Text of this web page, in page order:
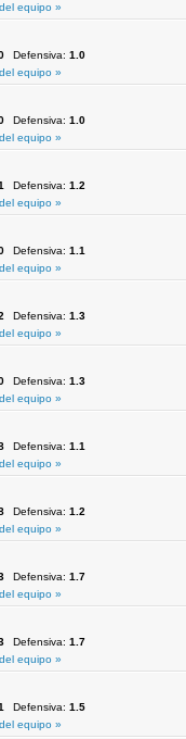
equipo »
Defensiva: 1.0
equipo »
Defensiva: 1.0
equipo »
Defensiva: 1.2
equipo »
Defensiva: 1.1
equipo »
Defensiva: 1.3
equipo »
Defensiva: 1.3
equipo »
Defensiva: 1.1
equipo »
Defensiva: 1.2
equipo »
Defensiva: 1.7
equipo »
Defensiva: 1.7
equipo »
Defensiva: 1.5
equipo »